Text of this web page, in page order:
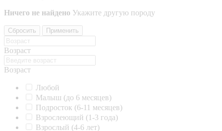
Ничего не найдено Укажите другую породу
Сбросить Применить
Возраст
Возраст
Любой
Малыш (до 6 месяцев)
Подросток (6-11 месяцев)
Взрослеющий (1-3 года)
Взрослый (4-6 лет)